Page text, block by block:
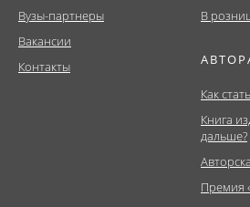
Вузы-партнеры
Вакансии
Контакты
В
Как
Книга
дальше?
Премия